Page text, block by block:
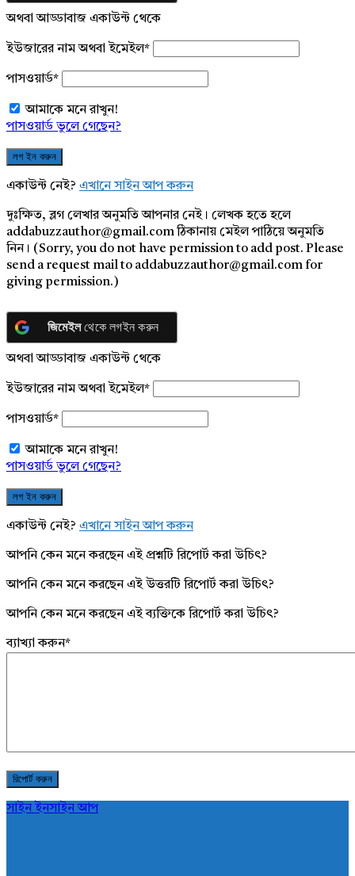
অথবা আড্ডাবাজ একাউন্ট থেকে
ইউজারের নাম অথবা ইমেইল*
পাসওয়ার্ড*
আমাকে মনে রাখুন!
পাসওয়ার্ড ভুলে গেছেন?
একাউন্ট নেই? এখানে সাইন আপ করুন
দুঃক্ষিত, ব্লগ লেখার অনুমতি আপনার নেই। লেখক হতে হলে
addabuzzauthor@gmail.com ঠিকানায় মেইল পাঠিয়ে অনুমতি
নিন। (Sorry, you do not have permission to add post. Please
send a request mail to addabuzzauthor@gmail.com for
giving permission.)
জিমেইলথেকে লগইন করুন
অথবা আড্ডাবাজ একাউন্ট থেকে
ইউজারের নাম অথবা ইমেইল*
পাসওয়ার্ড*
আমাকে মনে রাখুন!
পাসওয়ার্ড ভুলে গেছেন?
একাউন্ট নেই? এখানে সাইন আপ করুন
আপনি কেন মনে করছেন এই প্রশ্নটি রিপোর্ট করা উচিৎ?
আপনি কেন মনে করছেন এই উত্তরটি রিপোর্ট করা উচিৎ?
আপনি কেন মনে করছেন এই ব্যক্তিকে রিপোর্ট করা উচিৎ?
ব্যাখ্যা করুন*
সাইন ইনসাইন আপ